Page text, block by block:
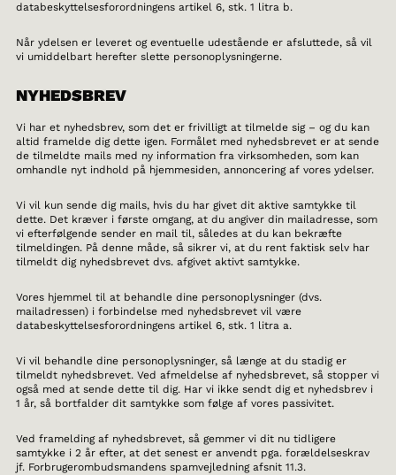
databeskyttelsesforordningens artikel 6, stk. 1 litra b.
Når ydelsen er leveret og eventuelle udestående er afsluttede, så vil
vi umiddelbart herefter slette personoplysningerne.
NYHEDSBREV
Vi har et nyhedsbrev, som det er frivilligt at tilmelde sig – og du kan
altid framelde dig dette igen. Formålet med nyhedsbrevet er at sende
de tilmeldte mails med ny information fra virksomheden, som kan
omhandle nyt indhold på hjemmesiden, annoncering af vores ydelser.
Vi vil kun sende dig mails, hvis du har givet dit aktive samtykke til
dette. Det kræver i første omgang, at du angiver din mailadresse, som
vi efterfølgende sender en mail til, således at du kan bekræfte
tilmeldingen. På denne måde, så sikrer vi, at du rent faktisk selv har
tilmeldt dig nyhedsbrevet dvs. afgivet aktivt samtykke.
Vores hjemmel til at behandle dine personoplysninger (dvs.
mailadressen) i forbindelse med nyhedsbrevet vil være
databeskyttelsesforordningens artikel 6, stk. 1 litra a.
Vi vil behandle dine personoplysninger, så længe at du stadig er
tilmeldt nyhedsbrevet. Ved afmeldelse af nyhedsbrevet, så stopper vi
også med at sende dette til dig. Har vi ikke sendt dig et nyhedsbrev i
1 år, så bortfalder dit samtykke som følge af vores passivitet.
Ved framelding af nyhedsbrevet, så gemmer vi dit nu tidligere
samtykke i 2 år efter, at det senest er anvendt pga. forældelseskrav
jf. Forbrugerombudsmandens spamvejledning afsnit 11.3.